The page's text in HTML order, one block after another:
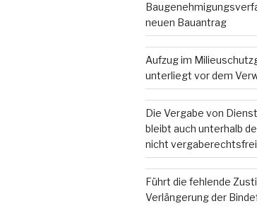
neuen Bauantrag
Aufzug im
unterliegt vor dem
Die Vergabe von
bleibt auch unterhalb
nicht vergaberechtsfrei
Führt die fehlende
Verlängerung der